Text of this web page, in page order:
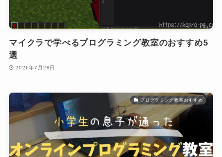
マイクラで学べるプログラミング教室のおすすめ5
選
2026年7月28日
プログラミング教室おすすめ